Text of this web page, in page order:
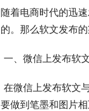
随着电商时代的迅
的。那么软文发布
一、微信上发布软
要做到笔墨和图片